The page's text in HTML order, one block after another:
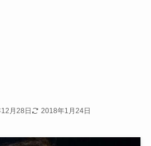
月28日 2018年1月24日